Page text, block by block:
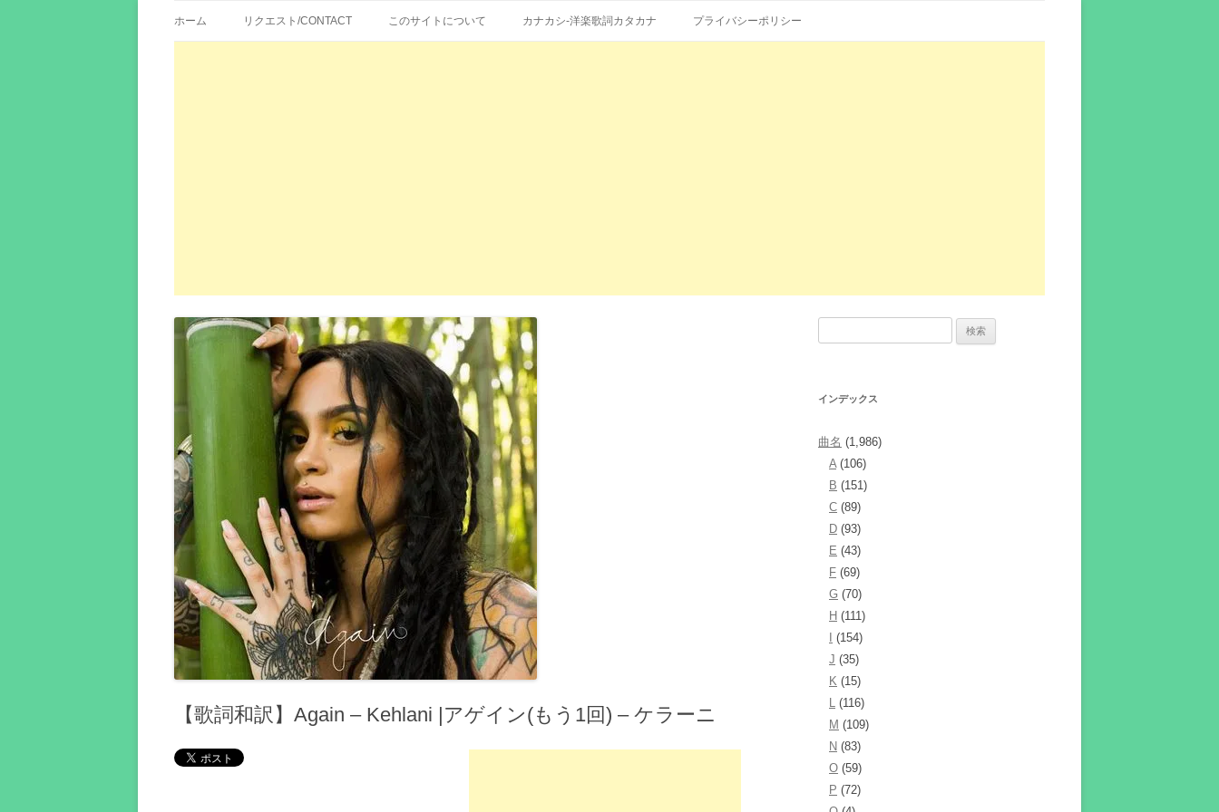
エイカシ | 洋楽歌詞の和訳、英語の意味、読み方
ン
ン
ホーム リクエスト/CONTACT このサイトについて カナカシ-洋楽歌詞カタカナ プライバシーポリシー
【歌詞和訳】Again – Kehlani |アゲイン(もう1回) – ケラーニ
インデックス
曲名 (1,986)
A(106)
B (151)
C (89)
D (93)
E (43)
F (69)
G (70)
H (111)
(154)
J (35)
K (15)
L (116)
M (109)
N (83)
O (59)
P (72)